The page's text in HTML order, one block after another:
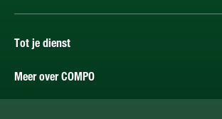
Tot je dienst
Meer over COMPO